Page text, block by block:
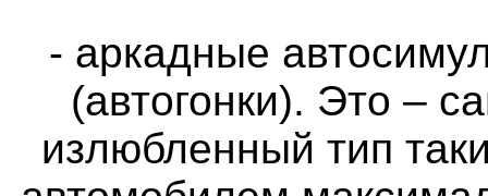
- аркадные
(автогонки). Это –
излюбленный тип